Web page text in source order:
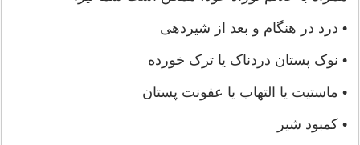
• درد در هنگام و بعد از شیردهی
• نوک پستان دردناک یا ترک خورده
• ماستیت یا التهاب یا عفونت پستان
• کمبود شیر